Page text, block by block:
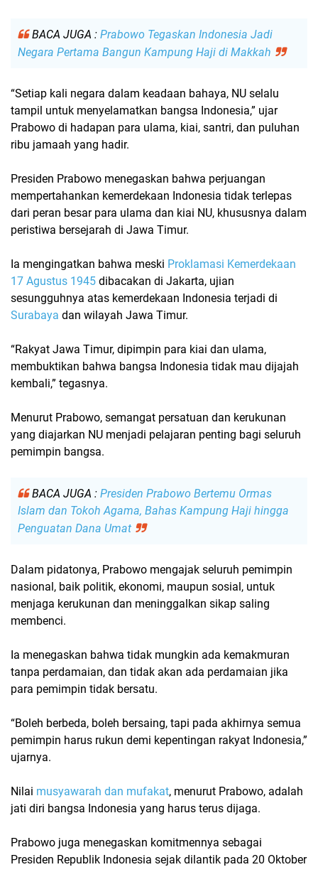
BACA JUGA : Prabowo Tegaskan Indonesia Jadi
Negara Pertama Bangun Kampung Haji di Makkah
“Setiap kali negara dalam keadaan bahaya, NU selalu
tampil untuk menyelamatkan bangsa Indonesia,” ujar
Prabowo di hadapan para ulama, kiai, santri, dan puluhan
ribu jamaah yang hadir.
Presiden Prabowo menegaskan bahwa perjuangan
mempertahankan kemerdekaan Indonesia tidak terlepas
dari peran besar para ulama dan kiai NU, khususnya dalam
peristiwa bersejarah di Jawa Timur.
Ia mengingatkan bahwa meski Proklamasi Kemerdekaan
17 Agustus 1945 dibacakan di Jakarta, ujian
sesungguhnya atas kemerdekaan Indonesia terjadi di
Surabaya dan wilayah Jawa Timur.
“Rakyat Jawa Timur, dipimpin para kiai dan ulama,
membuktikan bahwa bangsa Indonesia tidak mau dijajah
kembali,” tegasnya.
Menurut Prabowo, semangat persatuan dan kerukunan
yang diajarkan NU menjadi pelajaran penting bagi seluruh
pemimpin bangsa.
BACA JUGA : Presiden Prabowo Bertemu Ormas
Islam dan Tokoh Agama, Bahas Kampung Haji hingga
Penguatan Dana Umat
Dalam pidatonya, Prabowo mengajak seluruh pemimpin
nasional, baik politik, ekonomi, maupun sosial, untuk
menjaga kerukunan dan meninggalkan sikap saling
membenci.
Ia menegaskan bahwa tidak mungkin ada kemakmuran
tanpa perdamaian, dan tidak akan ada perdamaian jika
para pemimpin tidak bersatu.
“Boleh berbeda, boleh bersaing, tapi pada akhirnya semua
pemimpin harus rukun demi kepentingan rakyat Indonesia,”
ujarnya.
Nilai musyawarah dan mufakat, menurut Prabowo, adalah
jati diri bangsa Indonesia yang harus terus dijaga.
Prabowo juga menegaskan komitmennya sebagai
Presiden Republik Indonesia sejak dilantik pada 20 Oktober